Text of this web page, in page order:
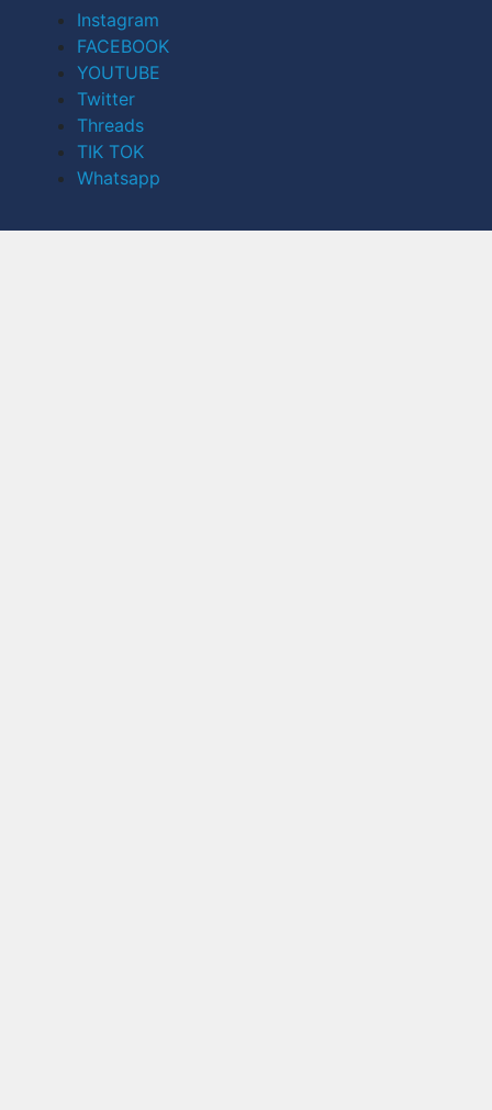
Instagram
FACEBOOK
YOUTUBE
Twitter
Threads
TIK TOK
Whatsapp